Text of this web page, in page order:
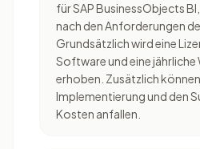
für SAP BusinessObjects
nach den Anforderungen
Grundsätzlich wird eine
Software und eine
erhoben. Zusätzlich
Implementierung und den
Kosten anfallen.